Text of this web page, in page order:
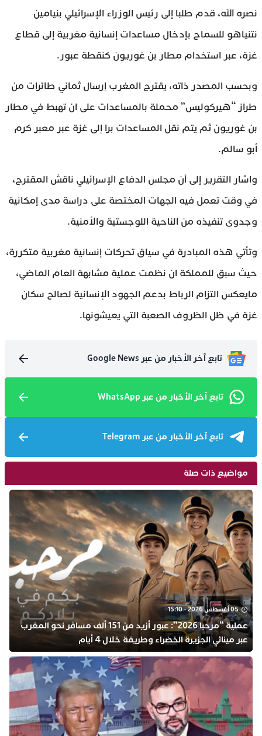
نصره الله، قدم طلبا إلى رئيس الوزراء الإسرائيلي بنيامين
نتنياهو للسماح بإدخال مساعدات إنسانية مغربية إلى قطاع
غزة، عبر استخدام مطار بن غوريون كنقطة عبور.
وبحسب المصدر ذاته، يقترح المغرب إرسال ثماني طائرات من
طراز “هيركوليس” محملة بالمساعدات على ان تهبط في مطار
بن غوريون ثم يتم نقل المساعدات برا إلى غزة عبر معبر كرم
أبو سالم.
واشار التقرير إلى أن مجلس الدفاع الإسرائيلي ناقش المقترح،
في وقت تعمل فيه الجهات المختصة على دراسة مدى إمكانية
وجدوى تنفيذه من الناحية اللوجستية والأمنية.
وتأتي هذه المبادرة في سياق تحركات إنسانية مغربية متكررة،
حيث سبق للمملكة ان نظمت عملية مشابهة العام الماضي،
مايعكس التزام الرباط بدعم الجهود الإنسانية لصالح سكان
غزة في ظل الظروف الصعبة التي يعيشونها.
تابع آخر الأخبار من عبر Google News
تابع آخر الأخبار من عبر WhatsApp
تابع آخر الأخبار من عبر Telegram
مواضيع ذات صلة
05 أغسطس 2026 - 15:10
عملية “مرحبا 2026”: عبور أزيد من 151 ألف مسافر نحو المغرب
عبر مينائي الجزيرة الخضراء وطريفة خلال 4 أيام